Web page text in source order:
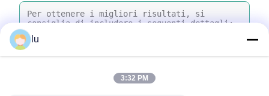
lu
3:32 PM